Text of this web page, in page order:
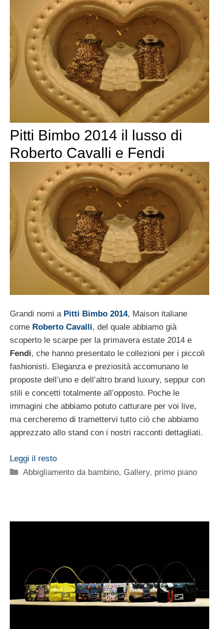
Pitti Bimbo 2014 il lusso di
Roberto Cavalli e Fendi
Grandi nomi a Pitti Bimbo 2014, Maison italiane
come Roberto Cavalli, del quale abbiamo già
scoperto le scarpe per la primavera estate 2014 e
Fendi, che hanno presentato le collezioni per i piccoli
fashionisti. Eleganza e preziosità accomunano le
proposte dell’uno e dell’altro brand luxury, seppur con
stili e concetti totalmente all’opposto. Poche le
immagini che abbiamo potuto catturare per voi live,
ma cercheremo di tramettervi tutto ciò che abbiamo
apprezzato allo stand con i nostri racconti dettagliati.
Leggi il resto
Categorie
Abbigliamento da bambino, Gallery, primo piano